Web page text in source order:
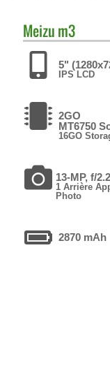
Meizu m3
5"
IPS LCD
2GO
MT6750
16GO
13-MP, f/2.2
1 Arrière
Photo
2870 mAh